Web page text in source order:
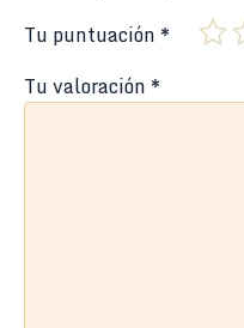
Tu puntuación *
Tu valoración *